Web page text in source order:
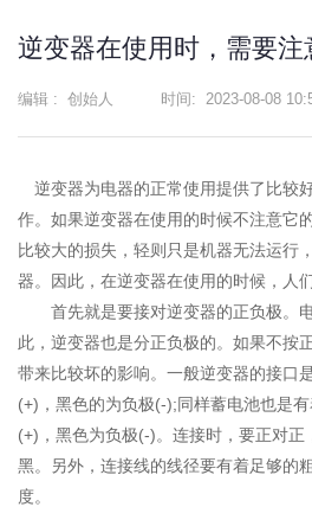
我
们
咨
询
逆变器在使用时，需要注
编辑 : 创始人 时间: 2023-08-08
逆变器为电器的正常使用提供了比较
作。如果逆变器在使用的时候不注意它
比较大的损失，轻则只是机器无法运行
器。因此，在逆变器在使用的时候，人
首先就是要接对逆变器的正负极。电
此，逆变器也是分正负极的。如果不按
带来比较坏的影响。一般逆变器的接口
(+)，黑色的为负极(-);同样蓄电池也是
(+)，黑色为负极(-)。连接时，要正对
黑。另外，连接线的线径要有着足够的
度。